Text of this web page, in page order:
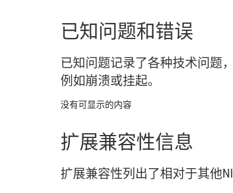
已知问题和错误
已知问题记录了各种技术问题，
例如崩溃或挂起。
没有可显示的内容
扩展兼容性信息
扩展兼容性列出了相对于其他NI